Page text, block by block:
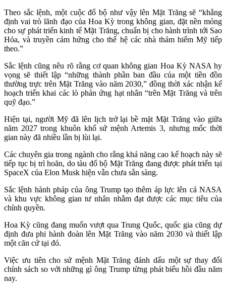
Theo sắc lệnh, một cuộc đổ bộ như vậy lên Mặt Trăng sẽ “khẳng
định vai trò lãnh đạo của Hoa Kỳ trong không gian, đặt nền móng
cho sự phát triển kinh tế Mặt Trăng, chuẩn bị cho hành trình tới Sao
Hỏa, và truyền cảm hứng cho thế hệ các nhà thám hiểm Mỹ tiếp
theo.”
Sắc lệnh cũng nêu rõ rằng cơ quan không gian Hoa Kỳ NASA hy
vọng sẽ thiết lập “những thành phần ban đầu của một tiền đồn
thường trực trên Mặt Trăng vào năm 2030,” đồng thời xác nhận kế
hoạch triển khai các lò phản ứng hạt nhân “trên Mặt Trăng và trên
quỹ đạo.”
Hiện tại, người Mỹ đã lên lịch trở lại bề mặt Mặt Trăng vào giữa
năm 2027 trong khuôn khổ sứ mệnh Artemis 3, nhưng mốc thời
gian này đã nhiều lần bị lùi lại.
Các chuyên gia trong ngành cho rằng khả năng cao kế hoạch này sẽ
tiếp tục bị trì hoãn, do tàu đổ bộ Mặt Trăng đang được phát triển tại
SpaceX của Elon Musk hiện vẫn chưa sẵn sàng.
Sắc lệnh hành pháp của ông Trump tạo thêm áp lực lên cả NASA
và khu vực không gian tư nhân nhằm đạt được các mục tiêu của
chính quyền.
Hoa Kỳ cũng đang muốn vượt qua Trung Quốc, quốc gia cũng dự
định đưa phi hành đoàn lên Mặt Trăng vào năm 2030 và thiết lập
một căn cứ tại đó.
Việc ưu tiên cho sứ mệnh Mặt Trăng đánh dấu một sự thay đổi
chính sách so với những gì ông Trump từng phát biểu hồi đầu năm
nay.